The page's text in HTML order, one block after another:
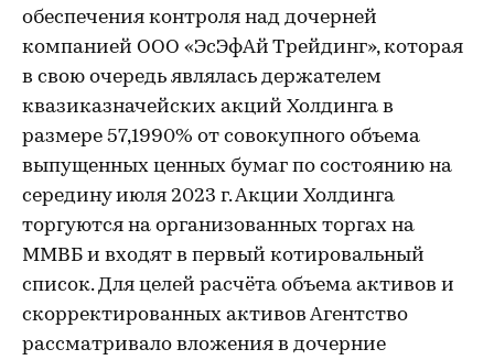
обеспечения контроля над дочерней
компанией ООО «ЭсЭфАй Трейдинг», которая
в свою очередь являлась держателем
квазиказначейских акций Холдинга в
размере 57,1990% от совокупного объема
выпущенных ценных бумаг по состоянию на
середину июля 2023 г. Акции Холдинга
торгуются на организованных торгах на
ММВБ и входят в первый котировальный
список. Для целей расчёта объема активов и
скорректированных активов Агентство
рассматривало вложения в дочерние